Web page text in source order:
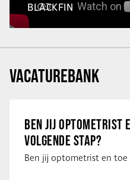
BLACKFIN
VACATUREBANK
BEN JIJ OPTOMETRIST
VOLGENDE STAP?